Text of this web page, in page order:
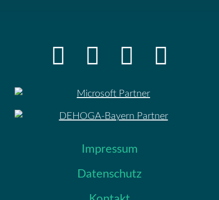
Impressum
Datenschutz